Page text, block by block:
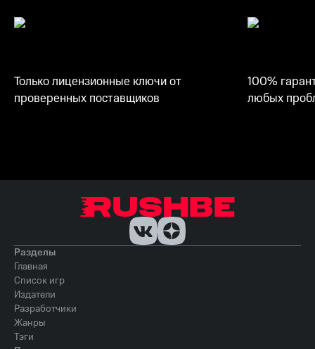
Только лицензионные ключи от
проверенных поставщиков
100%
любых
Разделы
Главная
Список игр
Издатели
Разработчики
Жанры
Тэги